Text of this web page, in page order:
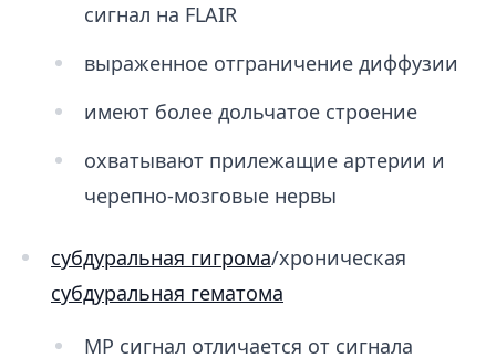
сигнал на FLAIR
выраженное отграничение диффузии
имеют более дольчатое строение
охватывают прилежащие артерии и
черепно-мозговые нервы
субдуральная гигрома/хроническая
субдуральная гематома
МР сигнал отличается от сигнала